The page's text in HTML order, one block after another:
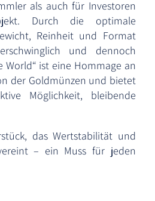
als auch für Investoren
Durch die optimale
Reinheit und Format
und dennoch
World“ ist eine Hommage an
der Goldmünzen und bietet
Möglichkeit, bleibende
das Wertstabilität und
– ein Muss für jeden